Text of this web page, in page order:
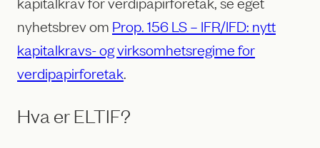
nyhetsbrev om Prop. 156 LS – IFR/IFD: nytt
kapitalkravs- og virksomhetsregime for
verdipapirforetak.
Hva er ELTIF?